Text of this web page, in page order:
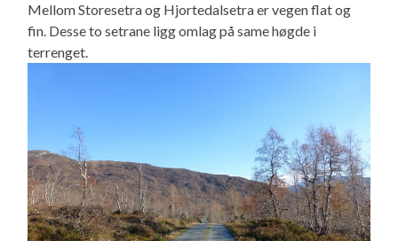
Mellom Storesetra og Hjortedalsetra er vegen flat og
fin. Desse to setrane ligg omlag på same høgde i
terrenget.